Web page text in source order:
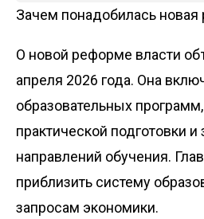
Зачем понадобилась
О новой реформе власти
апреля 2026 года. Она
образовательных
практической подготовки
направлений обучения.
приблизить систему
запросам экономики.